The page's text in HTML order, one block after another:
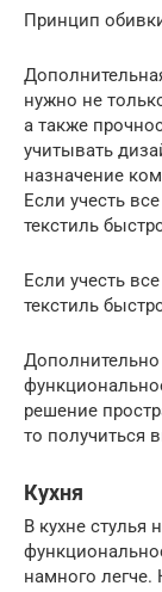
Принцип
нужно не
а также
учитывать
назначение
Если учесть
текстиль
Если учесть
текстиль
решение
то получиться
Кухня
В кухне стулья
намного легче.